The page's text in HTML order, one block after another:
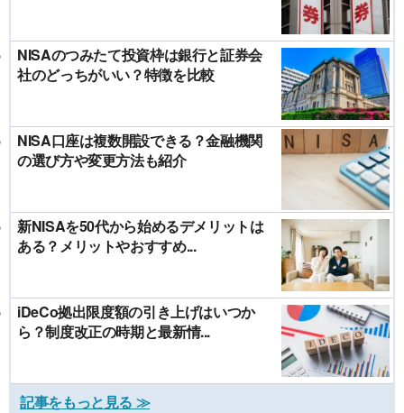
NISAのつみたて投資枠は銀行と証券会
社のどっちがいい？特徴を比較
NISA口座は複数開設できる？金融機関
の選び方や変更方法も紹介
新NISAを50代から始めるデメリットは
ある？メリットやおすすめ...
iDeCo拠出限度額の引き上げはいつか
ら？制度改正の時期と最新情...
記事をもっと見る ≫